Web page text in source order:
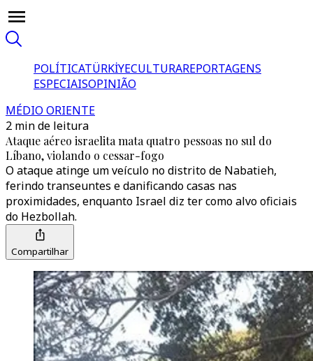
POLÍTICATÜRKİYECULTURAREPORTAGENS
ESPECIAISOPINIÃO
MÉDIO ORIENTE
2 min de leitura
Ataque aéreo israelita mata quatro pessoas no sul do
Líbano, violando o cessar-fogo
O ataque atinge um veículo no distrito de Nabatieh,
ferindo transeuntes e danificando casas nas
proximidades, enquanto Israel diz ter como alvo oficiais
do Hezbollah.
Compartilhar